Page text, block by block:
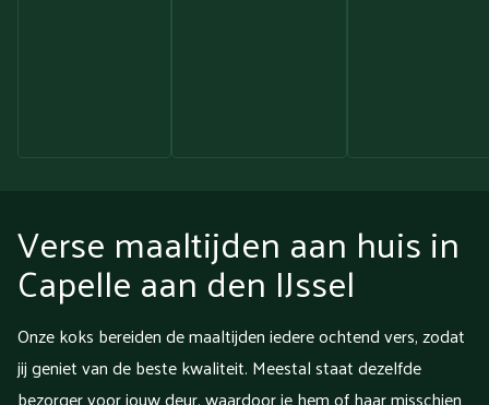
Verse maaltijden aan huis in
Capelle aan den IJssel
Onze koks bereiden de maaltijden iedere ochtend vers, zodat
jij geniet van de beste kwaliteit. Meestal staat dezelfde